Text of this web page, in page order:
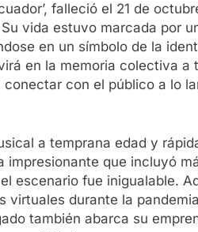
falleció el 21 de
vida estuvo marcada por
en un símbolo de la
en la memoria colectiva a
con el público a lo
a temprana edad y
que incluyó
escenario fue inigualable.
durante la
también abarca su